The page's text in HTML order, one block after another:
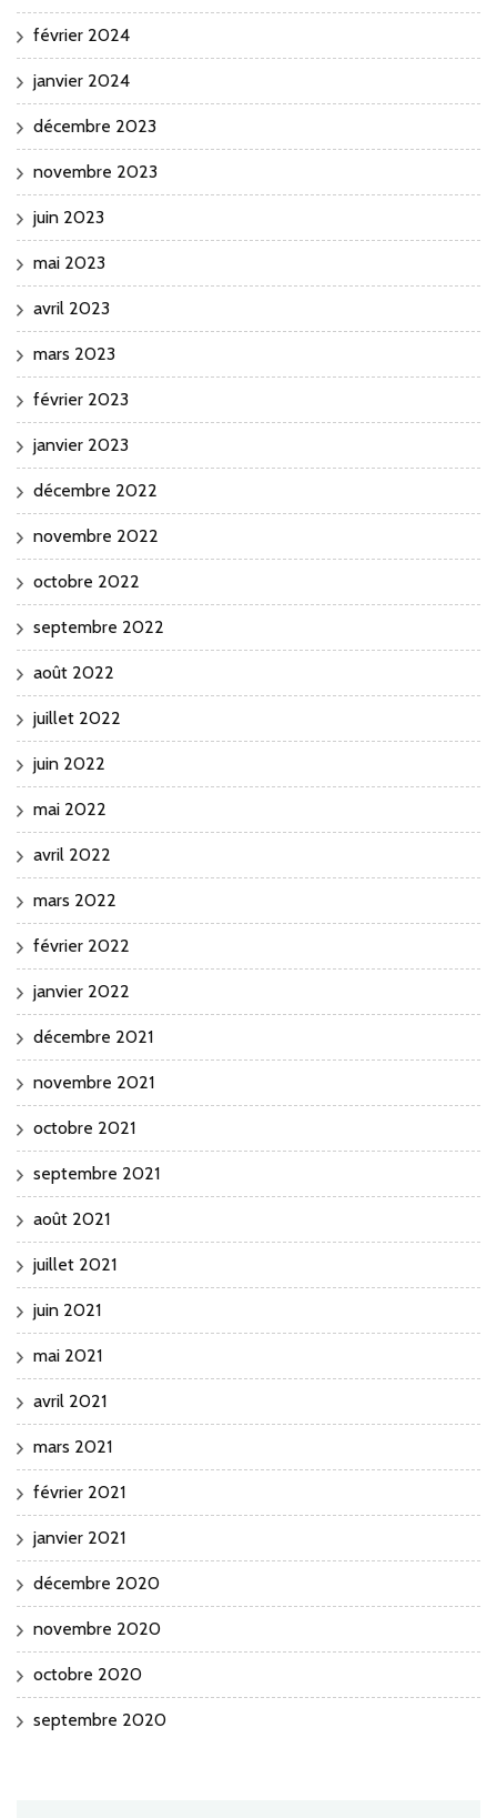
février 2024
janvier 2024
décembre 2023
novembre 2023
juin 2023
mai 2023
avril 2023
mars 2023
février 2023
janvier 2023
décembre 2022
novembre 2022
octobre 2022
septembre 2022
août 2022
juillet 2022
juin 2022
mai 2022
avril 2022
mars 2022
février 2022
janvier 2022
décembre 2021
novembre 2021
octobre 2021
septembre 2021
août 2021
juillet 2021
juin 2021
mai 2021
avril 2021
mars 2021
février 2021
janvier 2021
décembre 2020
novembre 2020
octobre 2020
septembre 2020